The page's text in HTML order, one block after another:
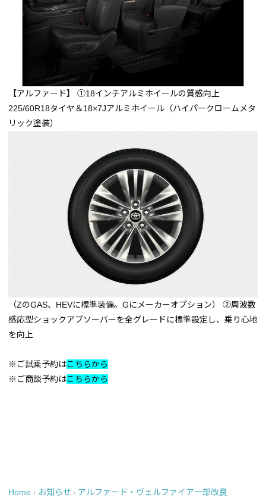
【アルファード】
➀18インチアルミホイールの質感向上
225/60R18タイヤ＆18×7Jアルミホイール（ハイパークロームメタ
リック塗装）
（ZのGAS、HEVに標準装備。Gにメーカーオプション）
➁周波数
感応型ショックアブソーバーを全グレードに標準設定し、乗り心地
を向上
※ご試乗予約はこちらから
※ご商談予約はこちらから
Home › お知らせ › アルファード・ヴェルファイア一部改良